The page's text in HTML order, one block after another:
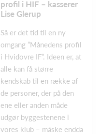
profil i HIF – kasserer
Lise Glerup
Så er det tid til en ny
omgang ”Månedens profil
i Hvidovre IF”. Ideen er, at
alle kan få større
kendskab til en række af
de personer, der på den
ene eller anden måde
udgør byggestenene i
vores klub – måske endda